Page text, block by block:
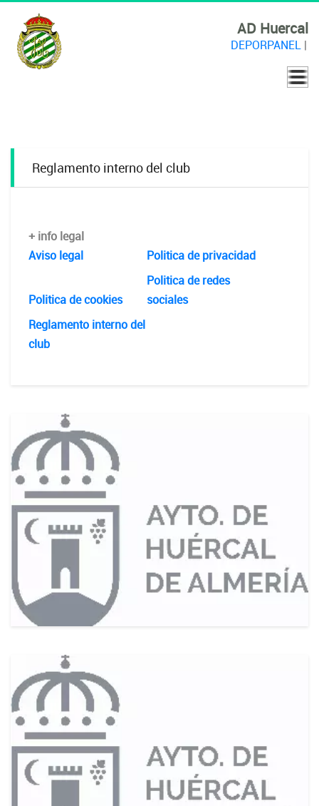
AD Huercal
DEPORPANEL|
Reglamento interno del club
+ info legal
Aviso legal
Politica de privacidad
Politica de cookies
Politica de redes
sociales
Reglamento interno del
club